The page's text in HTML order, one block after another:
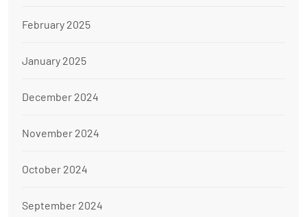
February 2025
January 2025
December 2024
November 2024
October 2024
September 2024